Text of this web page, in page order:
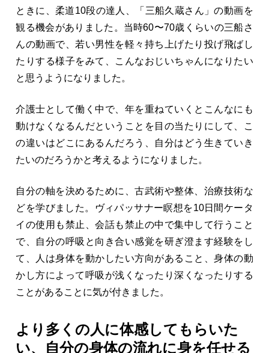
ときに、柔道10段の達人、「三船久蔵さん」の動画を
観る機会がありました。当時60〜70歳くらいの三船さ
んの動画で、若い男性を軽々持ち上げたり投げ飛ばし
たりする様子をみて、こんなおじいちゃんになりたい
と思うようになりました。
介護士として働く中で、年を重ねていくとこんなにも
動けなくなるんだということを目の当たりにして、こ
の違いはどこにあるんだろう、自分はどう生きていき
たいのだろうかと考えるようになりました。
自分の軸を決めるために、古武術や整体、治療技術な
どを学びました。ヴィパッサナー瞑想を10日間ケータ
イの使用も禁止、会話も禁止の中で集中して行うこと
で、自分の呼吸と向き合い感覚を研ぎ澄ます経験をし
て、人は身体を動かしたい方向があること、身体の動
かし方によって呼吸が浅くなったり深くなったりする
ことがあることに気が付きました。
より多くの人に体感してもらいた
い、自分の身体の流れに身を任せる